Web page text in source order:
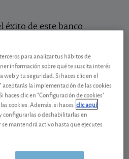
éxito de este banco
reservado a SOCIOS
con visión
cada euro trabaje
para analizar tus hábitos de
información sobre qué te suscita interés
y tu seguridad. Si haces clic en el
la implementación de las cookies
haces clic en "Configuración de cookies"
cookies. Además, si haces clic aquí
configurarlas o deshabilitarlas en
mantendrá activo hasta que ejecutes